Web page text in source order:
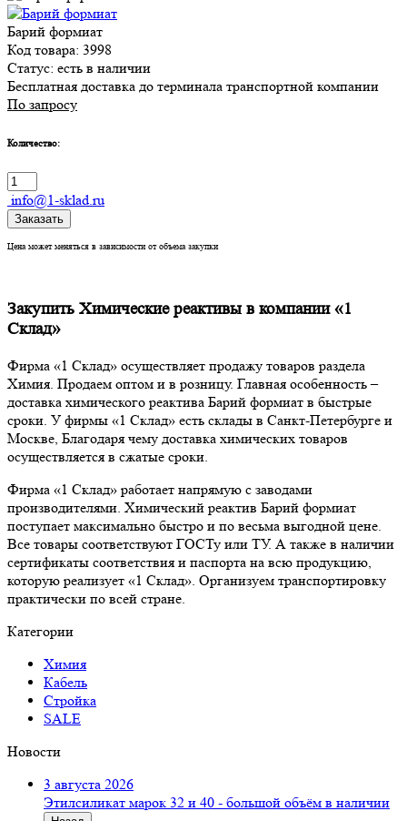
Барий формиат
Код товара: 3998
Статус: есть в наличии
Бесплатная доставка до терминала транспортной компании
По запросу
Количество:
info@1-sklad.ru
Заказать
Цена может меняться в зависимости от объема закупки
Закупить Химические реактивы в компании «1
Склад»
Фирма «1 Склад» осуществляет продажу товаров раздела
Химия. Продаем оптом и в розницу. Главная особенность –
доставка химического реактива Барий формиат в быстрые
сроки. У фирмы «1 Склад» есть склады в Санкт-Петербурге и
Москве, Благодаря чему доставка химических товаров
осуществляется в сжатые сроки.
Фирма «1 Склад» работает напрямую с заводами
производителями. Химический реактив Барий формиат
поступает максимально быстро и по весьма выгодной цене.
Все товары соответствуют ГОСТу или ТУ. А также в наличии
сертификаты соответствия и паспорта на всю продукцию,
которую реализует «1 Склад». Организуем транспортировку
практически по всей стране.
Категории
Химия
Кабель
Стройка
SALE
Новости
3 августа 2026
Этилсиликат марок 32 и 40 - большой объём в наличии